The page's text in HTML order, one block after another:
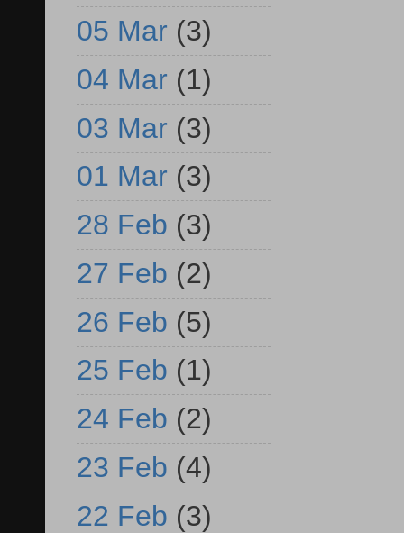
05 Mar (3)
04 Mar (1)
03 Mar (3)
01 Mar (3)
28 Feb (3)
27 Feb (2)
26 Feb (5)
25 Feb (1)
24 Feb (2)
23 Feb (4)
22 Feb (3)